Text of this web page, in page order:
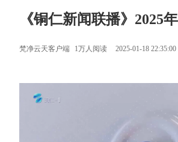
《铜仁新闻联播》2025
梵净云天客户端 1万人阅读 2025-01-18 22:35:00